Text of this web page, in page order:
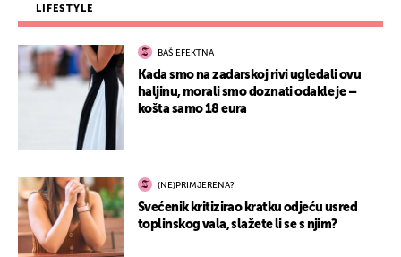
LIFESTYLE
BAŠ EFEKTNA
Kada smo na zadarskoj rivi ugledali ovu
haljinu, morali smo doznati odakle je –
košta samo 18 eura
(NE)PRIMJERENA?
Svećenik kritizirao kratku odjeću usred
toplinskog vala, slažete li se s njim?